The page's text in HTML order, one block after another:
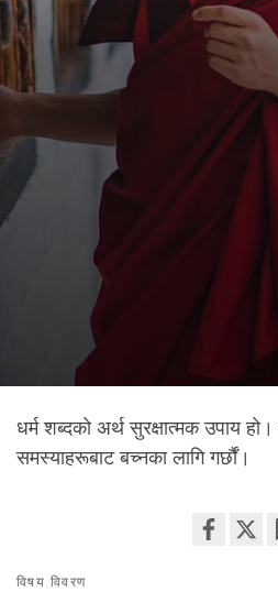
धर्म शब्दको अर्थ सुरक्षात्मक उपाय
समस्याहरूबाट बच्नका लागि गर्छौं।
विषय विवरण